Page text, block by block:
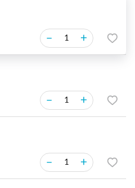
– +
– +
– +